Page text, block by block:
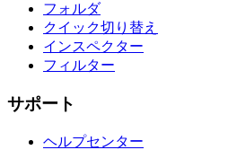
フォルダ
クイック切り替え
インスペクター
フィルター
サポート
ヘルプセンター